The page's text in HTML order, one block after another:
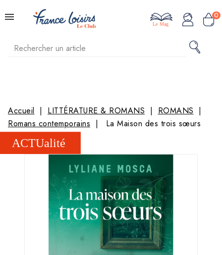
0
Le Mag
Accueil LITTÉRATURE & ROMANS
ROMANS
Romans contemporains
La Maison des trois sœurs